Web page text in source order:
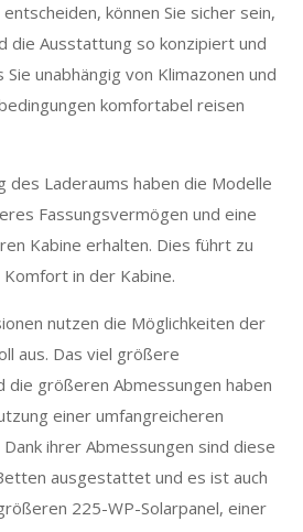
können Sie sicher sein,
die Ausstattung so konzipiert und
unabhängig von Klimazonen und
komfortabel reisen
des Laderaums haben die Modelle
Fassungsvermögen und eine
Kabine erhalten. Dies führt zu
in der Kabine.
nutzen die Möglichkeiten der
aus. Das viel größere
die größeren Abmessungen haben
einer umfangreicheren
ihrer Abmessungen sind diese
ausgestattet und es ist auch
225-WP-Solarpanel, einer